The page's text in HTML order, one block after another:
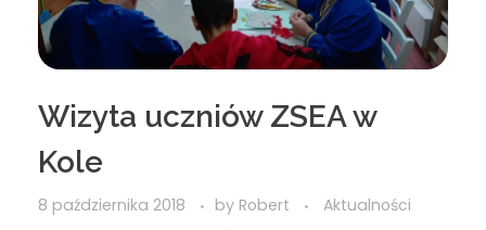
Wizyta uczniów ZSEA w
Kole
8 października 2018 by Robert Aktualności